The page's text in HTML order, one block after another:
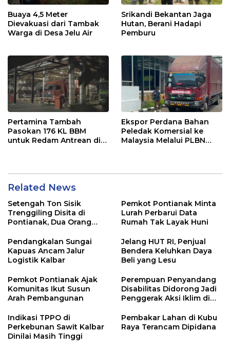
Buaya 4,5 Meter
Dievakuasi dari Tambak
Warga di Desa Jelu Air
Srikandi Bekantan Jaga
Hutan, Berani Hadapi
Pemburu
Pertamina Tambah
Pasokan 176 KL BBM
untuk Redam Antrean di
Ekspor Perdana Bahan
Peledak Komersial ke
Malaysia Melalui PLBN
Related News
Setengah Ton Sisik
Trenggiling Disita di
Pontianak, Dua Orang
Pemkot Pontianak Minta
Lurah Perbarui Data
Rumah Tak Layak Huni
Pendangkalan Sungai
Kapuas Ancam Jalur
Logistik Kalbar
Jelang HUT RI, Penjual
Bendera Keluhkan Daya
Beli yang Lesu
Pemkot Pontianak Ajak
Komunitas Ikut Susun
Arah Pembangunan
Perempuan Penyandang
Disabilitas Didorong Jadi
Penggerak Aksi Iklim di
Indikasi TPPO di
Perkebunan Sawit Kalbar
Dinilai Masih Tinggi
Pembakar Lahan di Kubu
Raya Terancam Dipidana